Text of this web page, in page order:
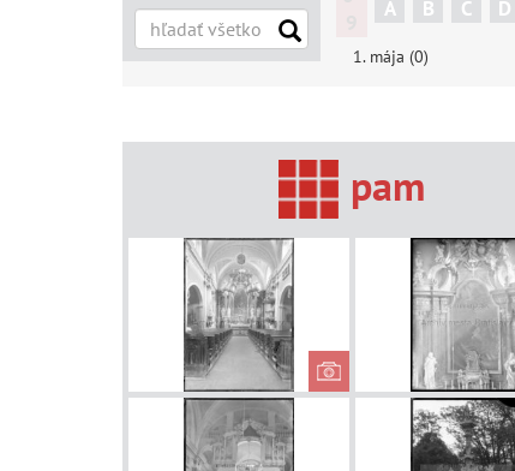
A B C D
1. mája (0)
pam
Interiér Kostola
Milosrdných
bratov